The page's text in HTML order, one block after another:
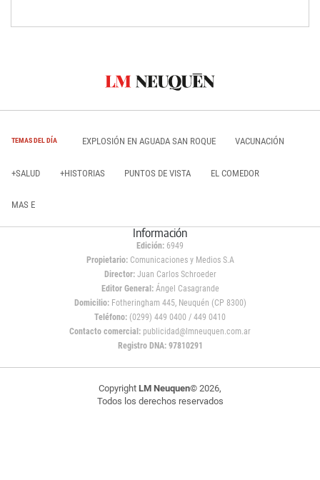
TEMAS DEL DÍA EXPLOSIÓN EN AGUADA SAN ROQUE VACUNACIÓN
+SALUD +HISTORIAS PUNTOS DE VISTA EL COMEDOR
MAS E
Información
Edición: 6949
Propietario:Comunicaciones y Medios S.A
Director: Juan Carlos Schroeder
Editor General:Ángel Casagrande
Domicilio:Fotheringham 445, Neuquén (CP 8300)
Teléfono: (0299) 449 0400 / 449 0410
Contacto comercial: publicidad@lmneuquen.com.ar
Registro DNA: 97810291
Copyright LM Neuquen© 2026,
Todos los derechos reservados